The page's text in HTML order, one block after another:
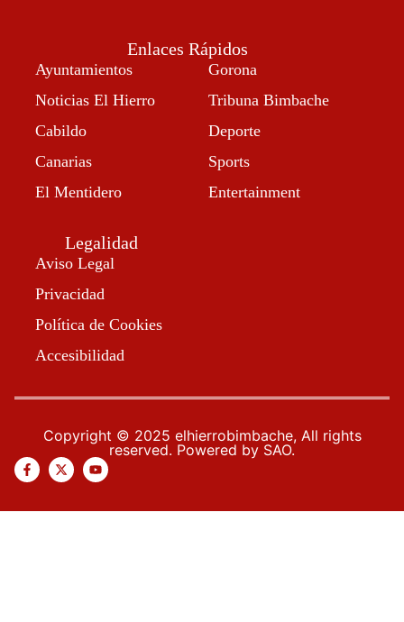
Enlaces Rápidos
Ayuntamientos
Noticias El Hierro
Cabildo
Canarias
El Mentidero
Gorona
Tribuna Bimbache
Deporte
Sports
Entertainment
Legalidad
Aviso Legal
Privacidad
Política de Cookies
Accesibilidad
Copyright © 2025 elhierrobimbache, All rights
reserved. Powered by SAO.